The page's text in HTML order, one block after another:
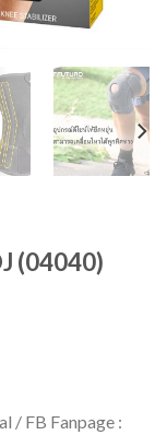
(04040)
/ FB Fanpage :